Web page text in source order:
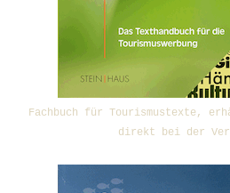
Fachbuch für Tourismustexte,
direkt bei der